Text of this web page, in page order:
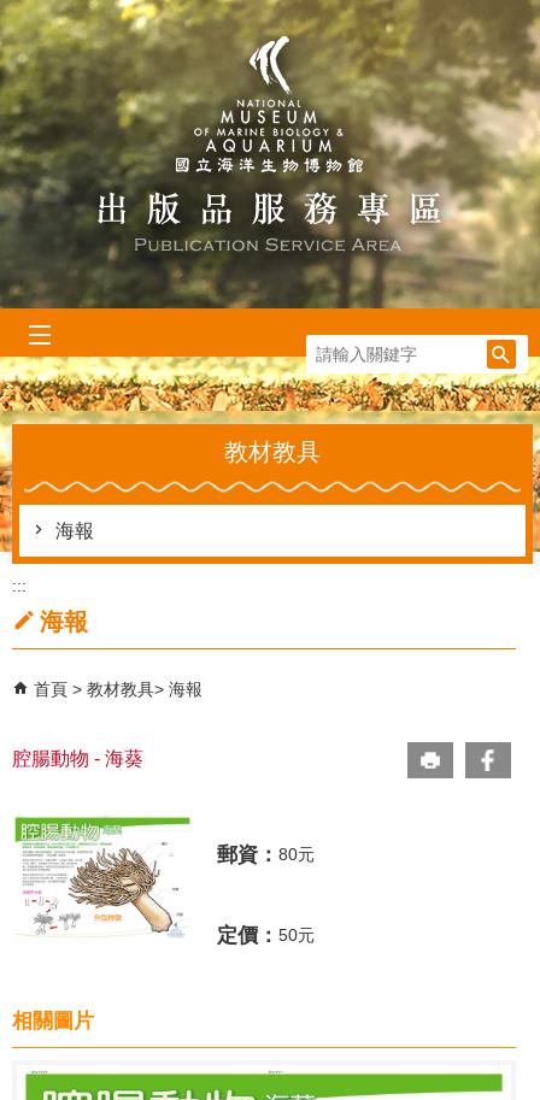
跳到主要內容區塊
:::
教材教具
海報
:::
海報
首頁 教材教具 海報
腔腸動物 - 海葵
郵資： 80元
定價： 50元
相關圖片